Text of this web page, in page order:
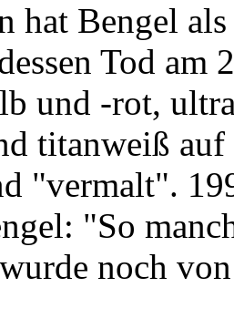
hat Bengel
Tod am
und -rot,
titanweiß
"vermalt".
"So
noch